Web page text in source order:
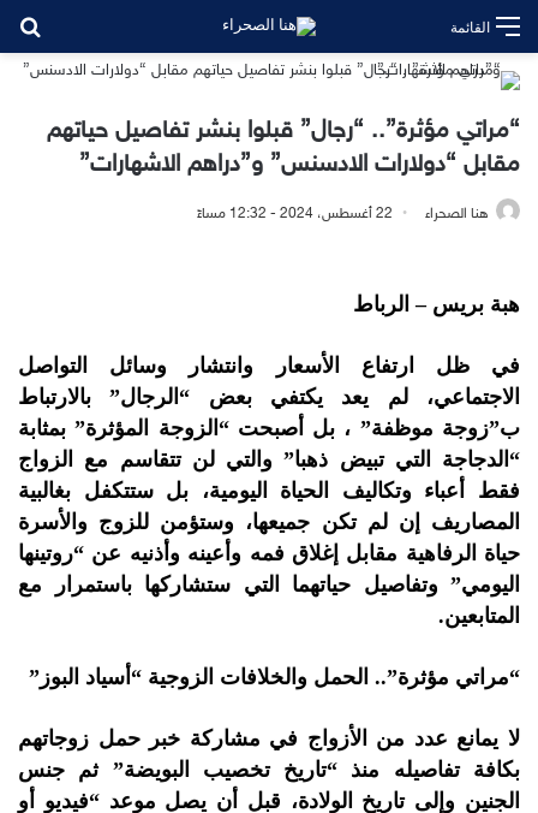
القائمة
“مراتي مؤثرة”.. “رجال” قبلوا بنشر تفاصيل حياتهم
مقابل “دولارات الادسنس” و”دراهم الاشهارات”
هنا الصحراء 22 أغسطس، 2024 - 12:32 مساءً
هبة بريس – الرباط
في ظل ارتفاع الأسعار وانتشار وسائل التواصل
الاجتماعي، لم يعد يكتفي بعض “الرجال” بالارتباط
ب”زوجة موظفة” ، بل أصبحت “الزوجة المؤثرة” بمثابة
“الدجاجة التي تبيض ذهبا” والتي لن تتقاسم مع الزواج
فقط أعباء وتكاليف الحياة اليومية، بل ستتكفل بغالبية
المصاريف إن لم تكن جميعها، وستؤمن للزوج والأسرة
حياة الرفاهية مقابل إغلاق فمه وأعينه وأذنيه عن “روتينها
اليومي” وتفاصيل حياتهما التي ستشاركها باستمرار مع
المتابعين.
“مراتي مؤثرة”.. الحمل والخلافات الزوجية “أسياد البوز”
لا يمانع عدد من الأزواج في مشاركة خبر حمل زوجاتهم
بكافة تفاصيله منذ “تاريخ تخصيب البويضة” ثم جنس
الجنين وإلى تاريخ الولادة، قبل أن يصل موعد “فيديو أو